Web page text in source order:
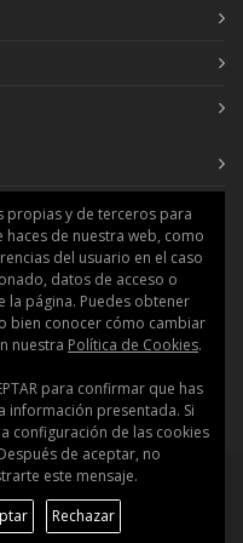
aguas en lagos y
II: el ciclo del
de València ::
propias y de terceros para
haces de nuestra web, como
del usuario en el caso
datos de acceso o
la página. Puedes obtener
bien conocer cómo cambiar
nuestra Política de Cookies.
para confirmar que has
información presentada. Si
configuración de las cookies
de aceptar, no
este mensaje.
Rechazar